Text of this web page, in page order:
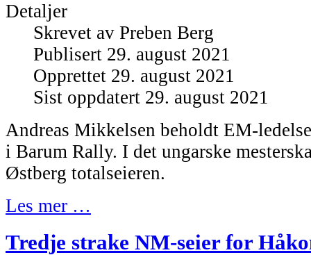
Detaljer
Skrevet av Preben Berg
Publisert 29. august 2021
Opprettet 29. august 2021
Sist oppdatert 29. august 2021
Andreas Mikkelsen beholdt EM-
i Barum Rally. I det ungarske
Østberg totalseieren.
Les mer …
Tredje strake NM-seier for